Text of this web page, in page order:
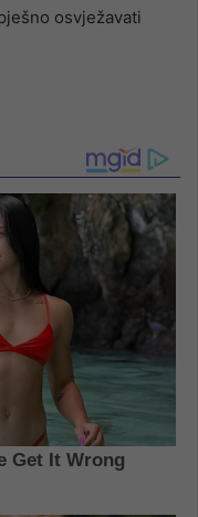
osvježavati